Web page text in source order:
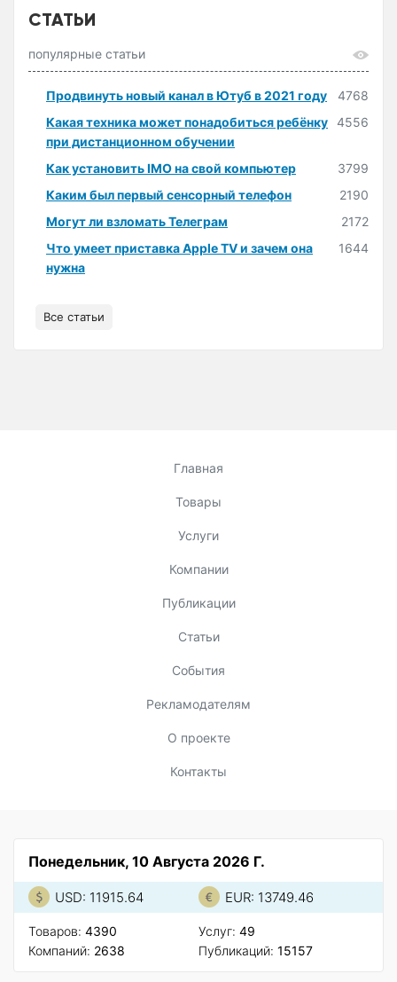
СТАТЬИ
популярные статьи
Продвинуть новый канал в Ютуб в 2021 году
4768
Какая техника может понадобиться ребёнку
при дистанционном обучении
4556
Как установить IMO на свой компьютер
3799
Каким был первый сенсорный телефон
2190
Могут ли взломать Телеграм
2172
Что умеет приставка Apple TV и зачем она
нужна
1644
Все статьи
Главная
Товары
Услуги
Компании
Публикации
Статьи
События
Рекламодателям
О проекте
Контакты
Понедельник, 10 Августа 2026 Г.
USD: 11915.64 EUR: 13749.46
Товаров: 4390
Компаний: 2638
Услуг: 49
Публикаций: 15157